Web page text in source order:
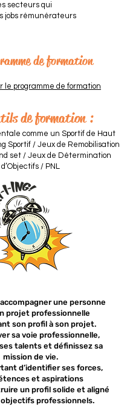
secteurs qui
jobs rémunérateurs
de formation
le programme de formation
de formation :
comme un Sportif de Haut
Sportif / Jeux de Remobilisation
set / Jeux de Détermination
d’Objectifs / PNL
une personne
projet professionnelle
son profil à son projet.
sa voie professionnelle,
talentset définissez sa
mission de vie.
d’identifier ses forces,
et aspirations
un profil solide et aligné
objectifs professionnels.